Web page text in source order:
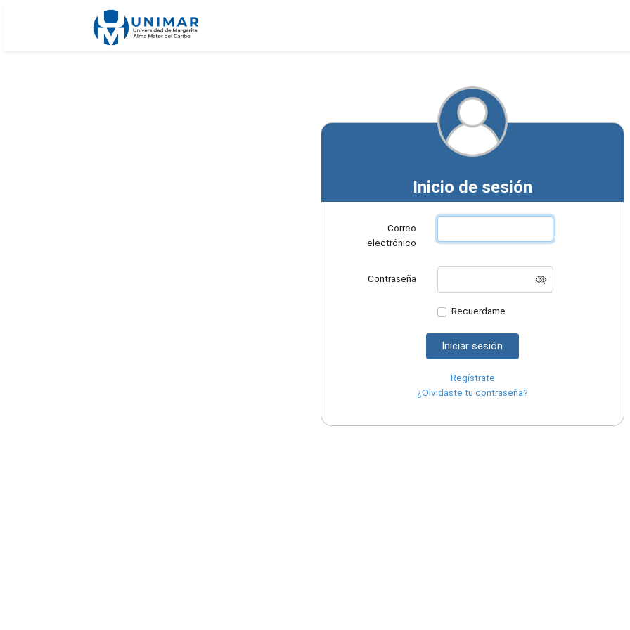
Inicio de sesión
Correo
electrónico
Contraseña
Recuerdame
Iniciar sesión
Regístrate
¿Olvidaste tu contraseña?